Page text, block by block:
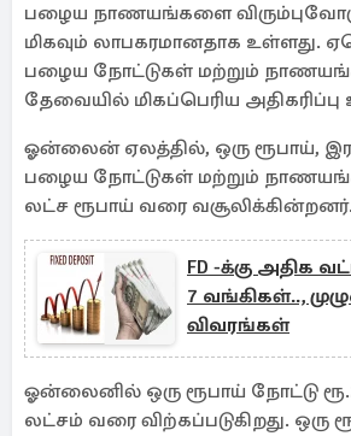
பழைய நாணயங்களை
மிகவும் லாபகரமானதாக உள்ளது.
பழைய நோட்டுகள் மற்றும்
தேவையில் மிகப்பெரிய அதிகரிப்பு
ஓன்லைன் ஏலத்தில், ஒரு ரூபாய்,
பழைய நோட்டுகள் மற்றும்
லட்ச ரூபாய் வரை வசூலிக்கின்றனர்.
FD -க்கு அதிக
7 வங்கிகள்..,
விவரங்கள்
ஓன்லைனில் ஒரு ரூபாய் நோட்டு
லட்சம் வரை விற்கப்படுகிறது. ஒரு